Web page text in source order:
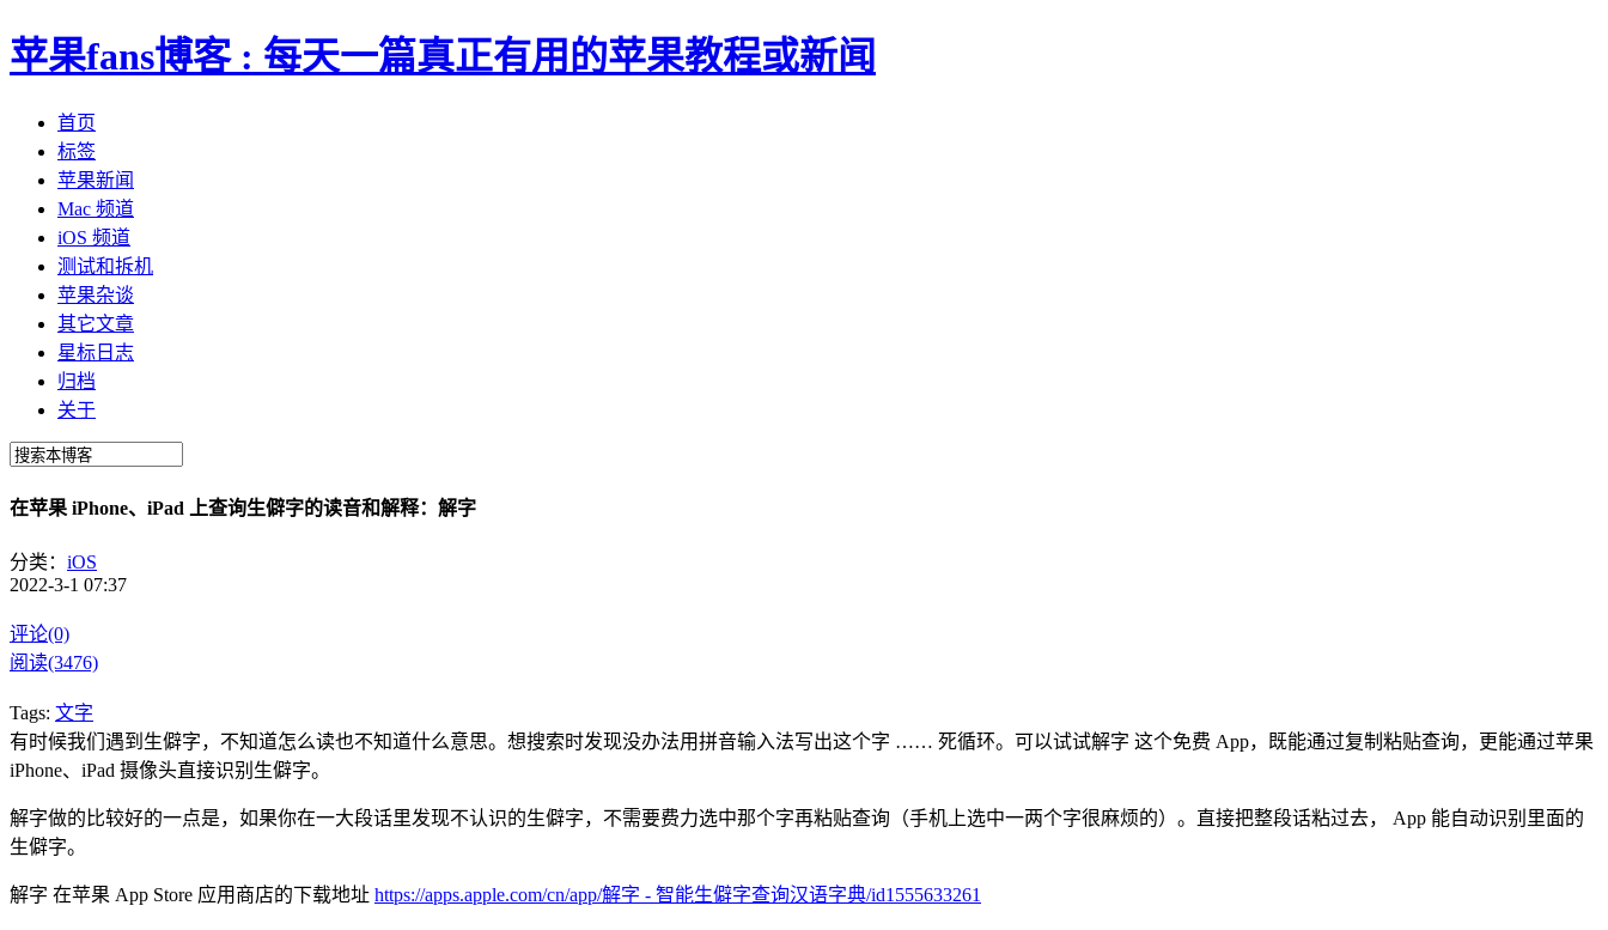
苹果fans博客 : 每天一篇真正有用的苹果教程或新闻
首页
标签
苹果新闻
Mac 频道
iOS 频道
测试和拆机
苹果杂谈
其它文章
星标日志
归档
关于
在苹果 iPhone、iPad 上查询生僻字的读音和解释：解字
分类： iOS
2022-3-1 07:37
评论(0)
阅读(3476)
Tags: 文字
有时候我们遇到生僻字，不知道怎么读也不知道什么意思。想搜索时发现没办法用拼音输入法写出这个字 …… 死循环。可以试试解字 这个免费 App，既能通过复制粘贴查询，更能通过苹果
iPhone、iPad 摄像头直接识别生僻字。
解字做的比较好的一点是，如果你在一大段话里发现不认识的生僻字，不需要费力选中那个字再粘贴查询（手机上选中一两个字很麻烦的）。直接把整段话粘过去， App 能自动识别里面的
生僻字。
解字 在苹果 App Store 应用商店的下载地址 https://apps.apple.com/cn/app/解字 - 智能生僻字查询汉语字典/id1555633261